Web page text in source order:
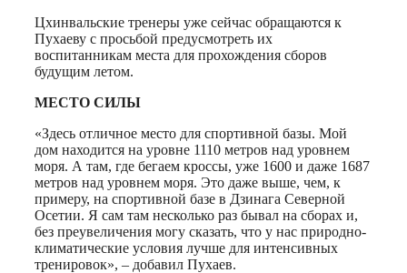
Цхинвальские тренеры уже сейчас обращаются к
Пухаеву с просьбой предусмотреть их
воспитанникам места для прохождения сборов
будущим летом.
МЕСТО СИЛЫ
«Здесь отличное место для спортивной базы. Мой
дом находится на уровне 1110 метров над уровнем
моря. А там, где бегаем кроссы, уже 1600 и даже 1687
метров над уровнем моря. Это даже выше, чем, к
примеру, на спортивной базе в Дзинага Северной
Осетии. Я сам там несколько раз бывал на сборах и,
без преувеличения могу сказать, что у нас природно-
климатические условия лучше для интенсивных
тренировок», – добавил Пухаев.